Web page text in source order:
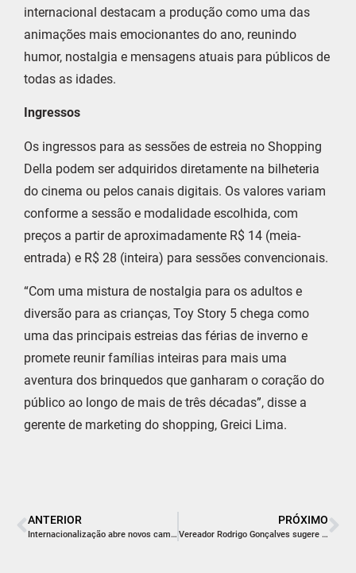
internacional destacam a produção como uma das
animações mais emocionantes do ano, reunindo
humor, nostalgia e mensagens atuais para públicos de
todas as idades.
Ingressos
Os ingressos para as sessões de estreia no Shopping
Della podem ser adquiridos diretamente na bilheteria
do cinema ou pelos canais digitais. Os valores variam
conforme a sessão e modalidade escolhida, com
preços a partir de aproximadamente R$ 14 (meia-
entrada) e R$ 28 (inteira) para sessões convencionais.
“Com uma mistura de nostalgia para os adultos e
diversão para as crianças, Toy Story 5 chega como
uma das principais estreias das férias de inverno e
promete reunir famílias inteiras para mais uma
aventura dos brinquedos que ganharam o coração do
público ao longo de mais de três décadas”, disse a
gerente de marketing do shopping, Greici Lima.
ANTERIOR
Internacionalização abre novos caminhos para empresas em Içara
PRÓXIMO
Vereador Rodrigo Gonçalves sugere criação de escola de idiomas para atender imigrantes